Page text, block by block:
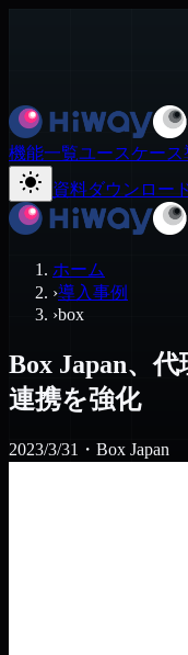
機能一覧ユースケース
資料ダウンロー
ホーム
›導入事例
›box
Box Japan、
連携を強化
2023/3/31 ・ Box Japan